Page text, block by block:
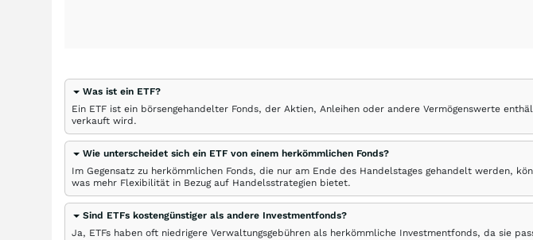
Was ist ein ETF?
Ein ETF ist ein börsengehandelter Fonds, der Aktien, Anleihen oder andere Vermögenswerte
verkauft wird.
Wie unterscheidet sich ein ETF von einem herkömmlichen Fonds?
Im Gegensatz zu herkömmlichen Fonds, die nur am Ende des Handelstages gehandelt werden,
was mehr Flexibilität in Bezug auf Handelsstrategien bietet.
Sind ETFs kostengünstiger als andere Investmentfonds?
Ja, ETFs haben oft niedrigere Verwaltungsgebühren als herkömmliche Investmentfonds, da sie